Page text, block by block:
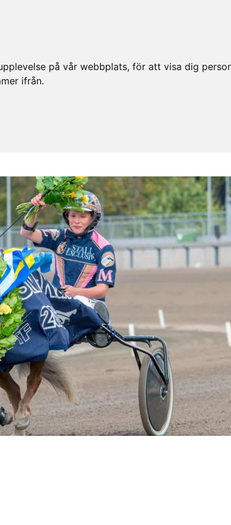
på vår webbplats, för att visa dig
ifrån.